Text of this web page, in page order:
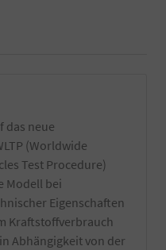
das neue
(Worldwide
Test Procedure)
Modell bei
Eigenschaften
Kraftstoffverbrauch
Abhängigkeit von der